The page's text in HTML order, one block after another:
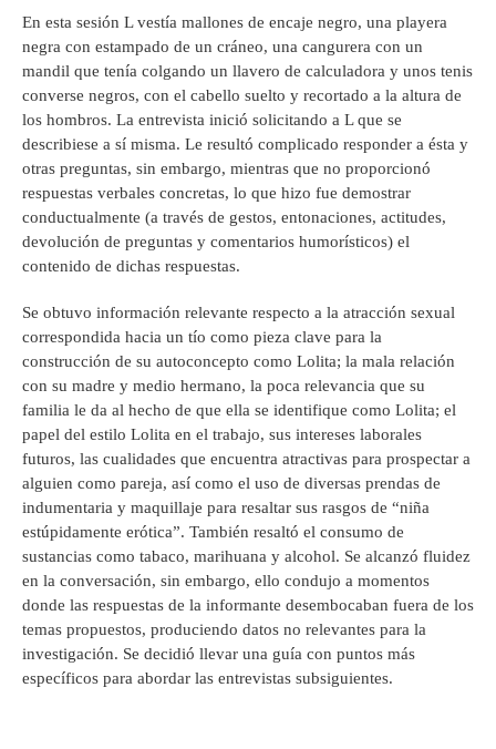
En esta sesión L vestía mallones de encaje negro, una playera
negra con estampado de un cráneo, una cangurera con un
mandil que tenía colgando un llavero de calculadora y unos tenis
converse negros, con el cabello suelto y recortado a la altura de
los hombros. La entrevista inició solicitando a L que se
describiese a sí misma. Le resultó complicado responder a ésta y
otras preguntas, sin embargo, mientras que no proporcionó
respuestas verbales concretas, lo que hizo fue demostrar
conductualmente (a través de gestos, entonaciones, actitudes,
devolución de preguntas y comentarios humorísticos) el
contenido de dichas respuestas.
Se obtuvo información relevante respecto a la atracción sexual
correspondida hacia un tío como pieza clave para la
construcción de su autoconcepto como Lolita; la mala relación
con su madre y medio hermano, la poca relevancia que su
familia le da al hecho de que ella se identifique como Lolita; el
papel del estilo Lolita en el trabajo, sus intereses laborales
futuros, las cualidades que encuentra atractivas para prospectar a
alguien como pareja, así como el uso de diversas prendas de
indumentaria y maquillaje para resaltar sus rasgos de “niña
estúpidamente erótica”. También resaltó el consumo de
sustancias como tabaco, marihuana y alcohol. Se alcanzó fluidez
en la conversación, sin embargo, ello condujo a momentos
donde las respuestas de la informante desembocaban fuera de los
temas propuestos, produciendo datos no relevantes para la
investigación. Se decidió llevar una guía con puntos más
específicos para abordar las entrevistas subsiguientes.